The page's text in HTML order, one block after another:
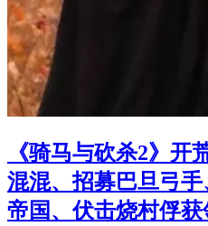
《骑马与砍杀2》开
混混、招募巴旦弓
帝国、伏击烧村俘获